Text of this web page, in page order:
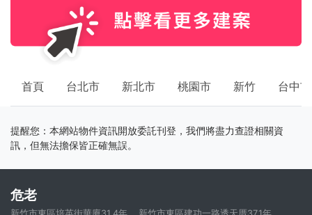
首頁 台北市 新北市 桃園市 新竹 台中市
提醒您：本網站物件資訊開放委託刊登，我們將盡力查證相關資
訊，但無法擔保皆正確無誤。
危老